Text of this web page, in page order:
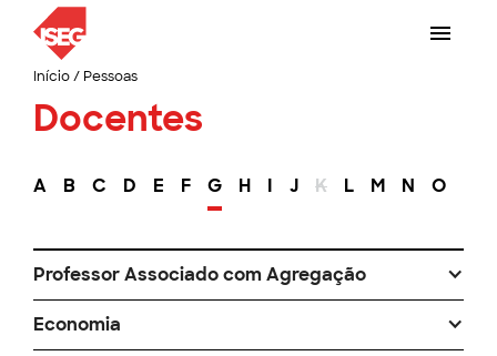
Início/ Pessoas
Docentes
A B C D E F G H I J K L M N O
Professor Associado com Agregação
Economia